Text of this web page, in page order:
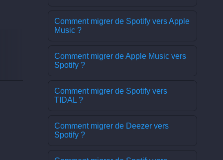
Comment migrer de Spotify vers Apple
Music ?
Comment migrer de Apple Music vers
Spotify ?
Comment migrer de Spotify vers
TIDAL ?
Comment migrer de Deezer vers
Spotify ?